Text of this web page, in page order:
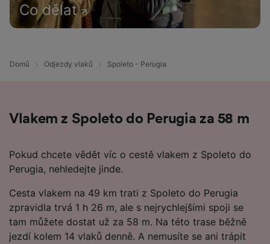
Co dělat
Domů Odjezdy vlaků Spoleto - Perugia
Vlakem z Spoleto do Perugia za 58 m
Pokud chcete vědět víc o cestě vlakem z Spoleto do
Perugia, nehledejte jinde.
Cesta vlakem na 49 km trati z Spoleto do Perugia
zpravidla trvá 1 h 26 m, ale s nejrychlejšími spoji se
tam můžete dostat už za 58 m. Na této trase běžně
jezdí kolem 14 vlaků denně. A nemusíte se ani trápit